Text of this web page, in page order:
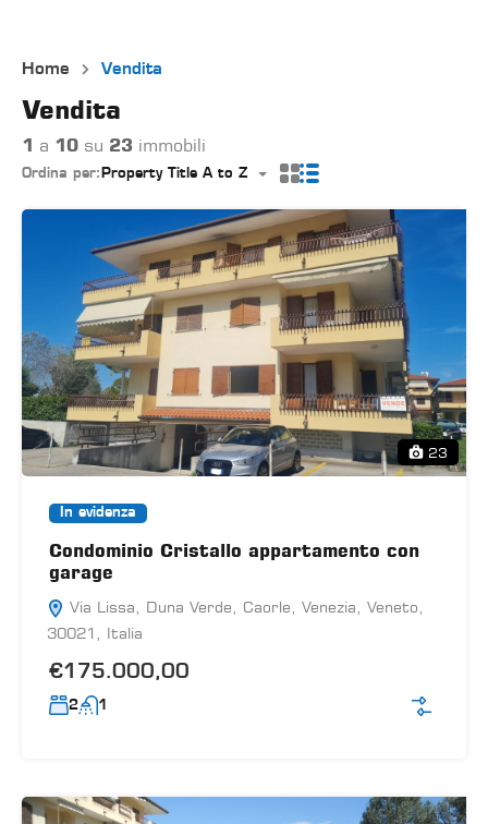
Home Vendita
Vendita
1 a 10 su 23 immobili
Ordina per: Property Title A to Z
23
In evidenza
Condominio Cristallo appartamento con
garage
Via Lissa, Duna Verde, Caorle, Venezia, Veneto,
30021, Italia
€175.000,00
2 1